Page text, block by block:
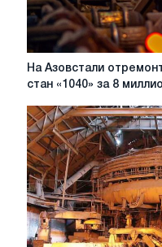
контроля
над
ДМК
На
Азовстали
шаропрокатный
стан
«1040»
за
8
миллионов
гривен
На Азовстали
стан «1040» за 8